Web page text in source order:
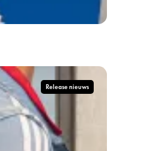
Release nieuws